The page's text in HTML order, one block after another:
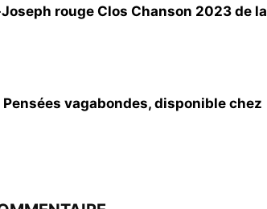
rouge Clos Chanson 2023 de la
vagabondes, disponible chez